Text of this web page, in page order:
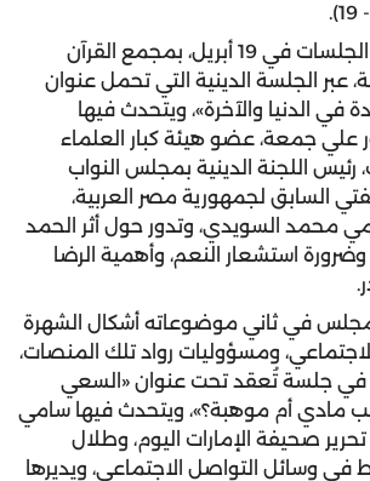
وتنطلق أولى الجلسات في 19 أبريل، بمجمع القرآن
عبر الجلسة الدينية التي تحمل عنوان
في الدنيا والآخرة»، ويتحدث فيها
علي جمعة، عضو هيئة كبار العلماء
رئيس اللجنة الدينية بمجلس النواب
السابق لجمهورية مصر العربية،
محمد السويدي، وتدور حول أثر الحمد
استشعار النعم، وأهمية الرضا
في ثاني موضوعاته أشكال الشهرة
ومسؤوليات رواد تلك المنصات،
في جلسة تُعقد تحت عنوان «السعي
مادي أم موهبة؟»، ويتحدث فيها سامي
تحرير صحيفة الإمارات اليوم، وطلال
في وسائل التواصل الاجتماعي، ويديرها